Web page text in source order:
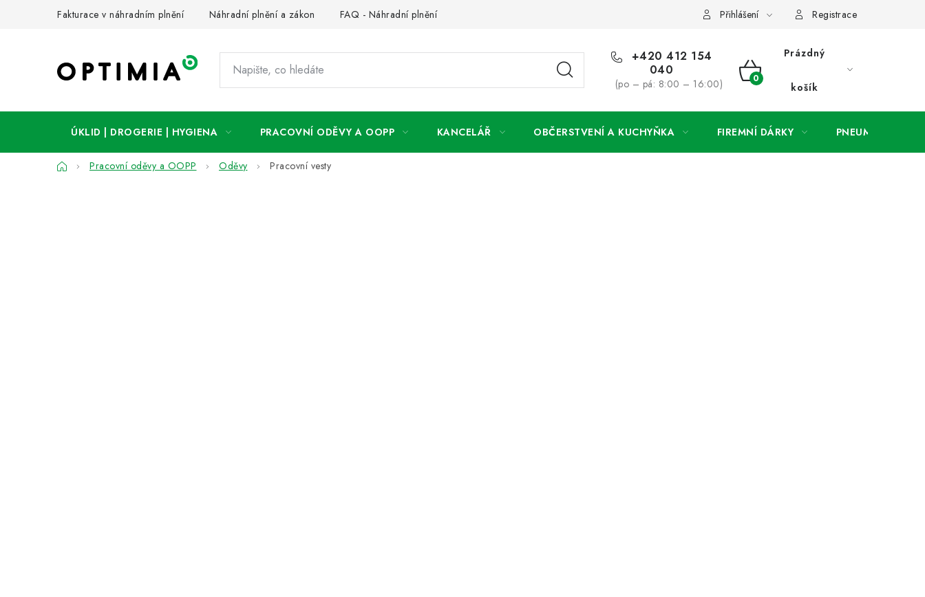
Fakturace v náhradním plnění Náhradní plnění a zákon FAQ - Náhradní plnění Podmínky ochrany osobních údajů O společnosti a
Přihlášení Registrace
+420 412 154
040
(po – pá: 8:00 – 16:00)
NÁKUPNÍ
KOŠÍK
Prázdný
košík
ÚKLID | DROGERIE | HYGIENA PRACOVNÍ ODĚVY A OOPP KANCELÁŘ OBČERSTVENÍ A KUCHYŇKA FIREMNÍ DÁRKY PNEUMATIKY
DomůPracovní oděvy a OOPP Oděvy Pracovní vesty